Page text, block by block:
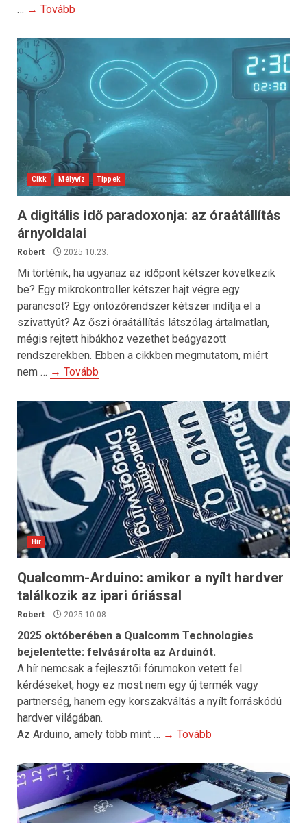
… → Tovább
Cikk Mélyvíz Tippek
A digitális idő paradoxonja: az óraátállítás
árnyoldalai
Robert 2025.10.23.
Mi történik, ha ugyanaz az időpont kétszer következik
be? Egy mikrokontroller kétszer hajt végre egy
parancsot? Egy öntözőrendszer kétszer indítja el a
szivattyút? Az őszi óraátállítás látszólag ártalmatlan,
mégis rejtett hibákhoz vezethet beágyazott
rendszerekben. Ebben a cikkben megmutatom, miért
nem … → Tovább
Hír
Qualcomm-Arduino: amikor a nyílt hardver
találkozik az ipari óriással
Robert 2025.10.08.
2025 októberében a Qualcomm Technologies
bejelentette: felvásárolta az Arduinót.
A hír nemcsak a fejlesztői fórumokon vetett fel
kérdéseket, hogy ez most nem egy új termék vagy
partnerség, hanem egy korszakváltás a nyílt forráskódú
hardver világában.
Az Arduino, amely több mint … → Tovább